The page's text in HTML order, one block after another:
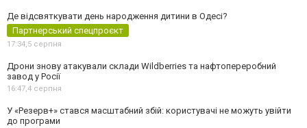
Де відсвяткувати день народження дитини в Одесі?
Партнерський спецпроєкт
17:34,5 серпня
Дрони знову атакували склади Wildberries та нафтопереробний
завод у Росії
16:47,4 серпня
У «Резерв+» стався масштабний збій: користувачі не можуть увійти
до програми